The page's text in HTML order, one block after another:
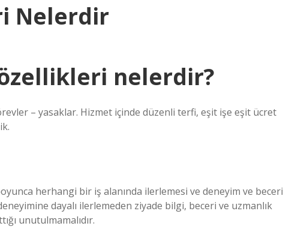
Nelerdir
nelerdir?
– yasaklar. Hizmet içinde düzenli terfi, eşit işe eşit ücret
herhangi bir iş alanında ilerlemesi ve deneyim ve beceri
dayalı ilerlemeden ziyade bilgi, beceri ve uzmanlık
unutulmamalıdır.